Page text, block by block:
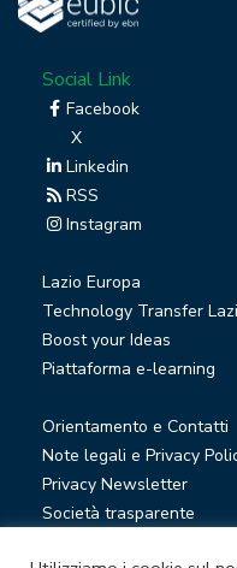
Social Link
Facebook
X
Linkedin
RSS
Instagram
Lazio Europa
Technology Transfer
Boost your Ideas
Piattaforma e-learning
Orientamento e Contatti
Note legali e Privacy
Privacy Newsletter
Società trasparente